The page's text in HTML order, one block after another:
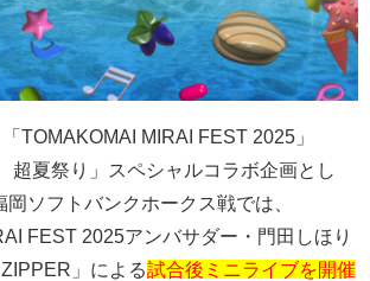
TOMAKOMAI MIRAI FEST 2025 」
夏祭り」スペシャルコラボ企画とし
岡ソフトバンクホークス戦では、
FEST 2025アンバサダー・門田しほり
」による試合後ミニライブを開催